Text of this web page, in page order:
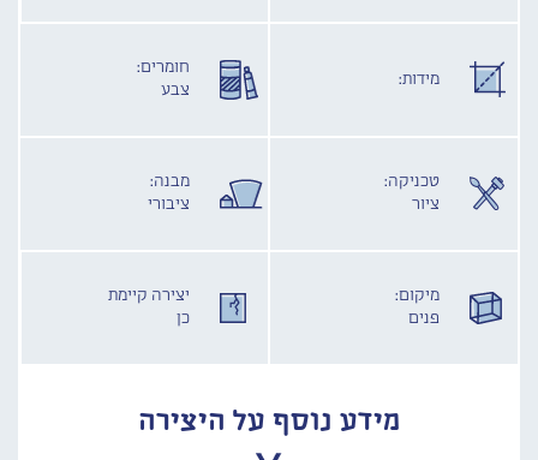
מידות:
חומרים:
צבע
טכניקה:
ציור
מבנה:
ציבורי
מיקום:
פנים
יצירה קיימת
כן
מידע נוסף על היצירה